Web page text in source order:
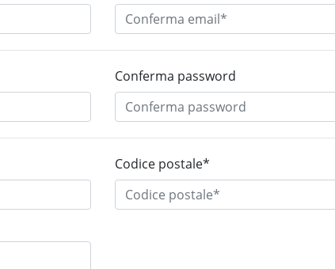
Conferma password
Codice postale*